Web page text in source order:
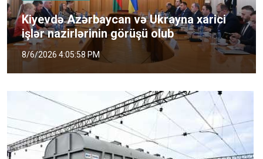
Kiyevdə Azərbaycan və Ukrayna xarici
işlər nazirlərinin görüşü olub
8/6/2026 4:05:58 PM